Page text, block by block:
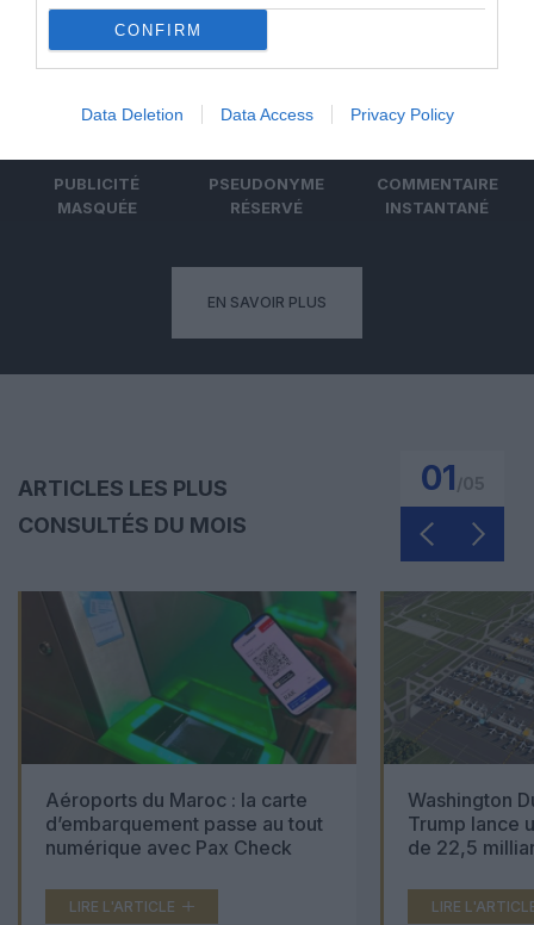
CONFIRM
Data Deletion Data Access Privacy Policy
PUBLICITÉ
MASQUÉE
PSEUDONYME
RÉSERVÉ
COMMENTAIRE
INSTANTANÉ
EN SAVOIR PLUS
ARTICLES LES PLUS
CONSULTÉS DU MOIS
01
Aéroports du Maroc : la carte
d’embarquement passe au tout
numérique avec Pax Check
LIRE L'ARTICLE
Washington
Trump lance
de 22,5
LIRE